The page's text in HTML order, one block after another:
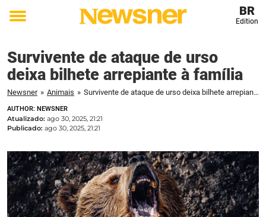
Toggle
BR
Edition
Survivente de ataque de urso
deixa bilhete arrepiante à família
Newsner » Animais » Survivente de ataque de urso deixa bilhete arrepiante à família
AUTHOR: NEWSNER
Atualizado: ago 30, 2025, 21:21
Publicado: ago 30, 2025, 21:21